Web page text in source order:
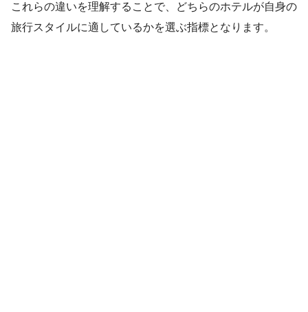
これらの違いを理解することで、どちらのホテルが自身の
旅行スタイルに適しているかを選ぶ指標となります。